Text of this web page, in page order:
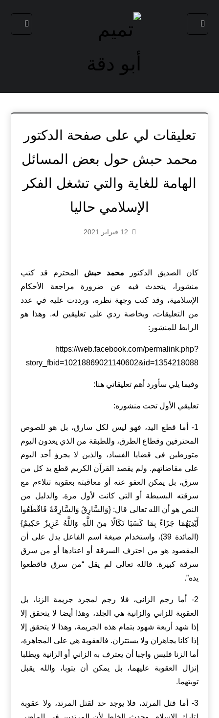
تعليقات لي على صفحة الدكتور
محمد حبش حول بعض المسائل
الهامة للغاية والتي تشغل الفكر
الإسلامي حاليا
12 فبراير 2021
كان الصديق الدكتور محمد حبش المحترم قد كتب
منشورا، يتحدث فيه عن ضرورة مراجعة الأحكام
الإسلامية، وقد كتب وجهة نظره، ورددت عليه في عدد
من التعليقات، وبخاصة ردي على تعليقين له. وهذا هو
الرابط للمنشور:
https://web.facebook.com/permalink.php?
story_fbid=10218869021140602&id=1354218088
وفيما يلي سأورد أهم تعليقاتي هنا:
تعليقي الأول تحت منشوره:
1- أما قطع اليد، فهو ليس لكل سارق، بل هو للصوص
المحترفين وقطاع الطرق، وللطبقة من الذي يعدون اليوم
متورطين في قضايا الفساد، والذين لا يجرؤ أحد اليوم
على مقاضاتهم. ولم يقصد القرآن الكريم قطع يد كل من
سرق، بل يمكن العفو عنه أو معاقبته بعقوبة تتلاءم مع
سرقته البسيطة أو التي كانت لأول مرة. والدليل من
النص هو أن الله تعالى قال: {وَالسَّارِقُ وَالسَّارِقَةُ فَاقْطَعُوا
أَيْدِيَهُمَا جَزَاءً بِمَا كَسَبَا نَكَالًا مِنَ اللَّهِ وَاللَّهُ عَزِيزٌ حَكِيمٌ}
(المائدة 39)، واستخدام صيغة اسم الفاعل يدل على أن
المقصود هو من احترف السرقة أو اعتادها أو من سرق
سرقة كبيرة. فالله تعالى لم يقل “من سرق فاقطعوا
يده”.
2- أما رجم الزاني، فلا رجم لمجرد جريمة الزنا، بل
العقوبة للزاني والزانية هي الجلد، وهذا أيضا لا يتحقق إلا
إذا شهد أربعة شهود بتمام هذه الجريمة، وهذا لا يتحقق إلا
إذا كانا يجاهران ولا يستتران. فالعقوبة هي على المجاهرة،
أما الزنا فليس واجبا أن يعترف به الزاني أو الزانية ويطلبا
إنزال العقوبة عليهما، بل يمكن أن يتوبا، والله يقبل
توبتهما.
3- أما قتل المرتد، فلا يوجد حد لقتل المرتد، ولا عقوبة